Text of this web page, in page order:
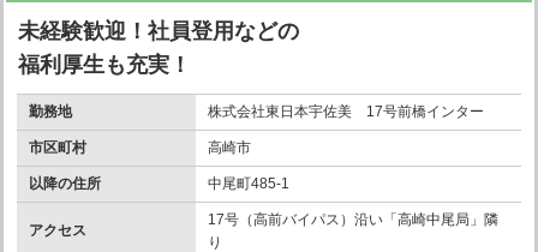
未経験歓迎！社員登用などの
福利厚生も充実！
勤務地 株式会社東日本宇佐美 17号前橋インター
市区町村 高崎市
以降の住所 中尾町485-1
アクセス
17号（高前バイパス）沿い「高崎中尾局」隣
り